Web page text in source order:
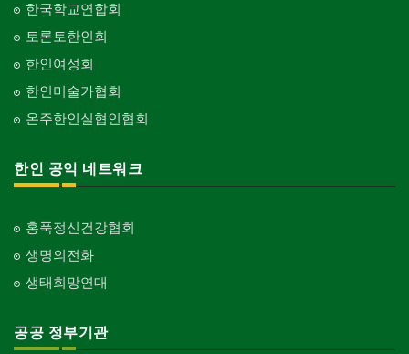
한국학교연합회
토론토한인회
한인여성회
한인미술가협회
온주한인실협인협회
한인 공익 네트워크
홍푹정신건강협회
생명의전화
생태희망연대
공공 정부기관